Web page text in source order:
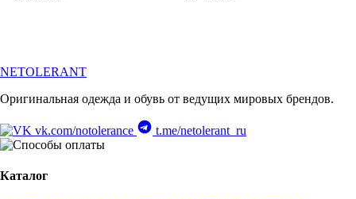
NETOLERANT
Оригинальная одежда и обувь от ведущих мировых брендов.
vk.com/notolerance t.me/netolerant_ru
Каталог